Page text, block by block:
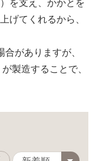
を支え、かかとを
げてくれるから、
がありますが、
製造することで、